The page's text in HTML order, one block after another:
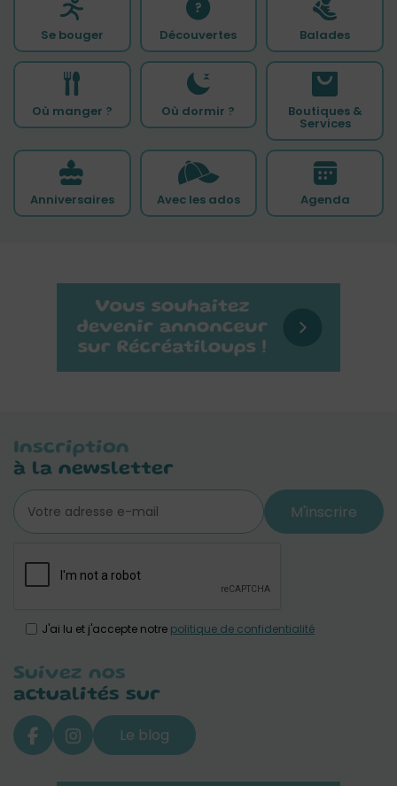
Se bouger Découvertes Balades
Où manger ? Où dormir ? Boutiques &
Services
Anniversaires Avec les ados Agenda
Inscription
à la newsletter
M'inscrire
J'ai lu et j'accepte notre politique de confidentialité
Suivez nos
actualités sur
Le blog